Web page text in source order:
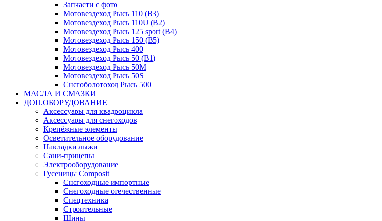
Запчасти с фото
Мотовездеход Рысь 110 (B3)
Мотовездеход Рысь 110U (B2)
Мотовездеход Рысь 125 sport (B4)
Мотовездеход Рысь 150 (B5)
Мотовездеход Рысь 400
Мотовездеход Рысь 50 (B1)
Мотовездеход Рысь 50M
Мотовездеход Рысь 50S
Снегоболотоход Рысь 500
МАСЛА И СМАЗКИ
ДОП.ОБОРУДОВАНИЕ
Аксессуары для квадроцикла
Аксессуары для снегоходов
Крепёжные элементы
Осветительное оборудование
Накладки лыжи
Сани-прицепы
Электрооборудование
Гусеницы Composit
Снегоходные импортные
Снегоходные отечественные
Спецтехника
Строительные
Шины